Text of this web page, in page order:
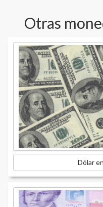
Otras
Dólar